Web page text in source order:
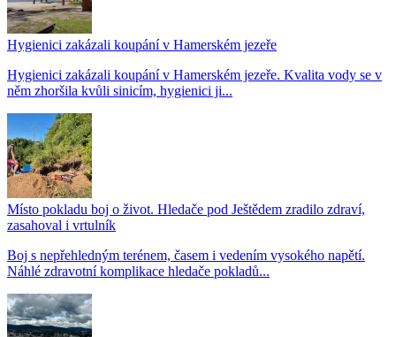
Hygienici zakázali koupání v Hamerském jezeře
Hygienici zakázali koupání v Hamerském jezeře. Kvalita vody se v
něm zhoršila kvůli sinicím, hygienici ji...
Místo pokladu boj o život. Hledače pod Ještědem zradilo zdraví,
zasahoval i vrtulník
Boj s nepřehledným terénem, časem i vedením vysokého napětí.
Náhlé zdravotní komplikace hledače pokladů...